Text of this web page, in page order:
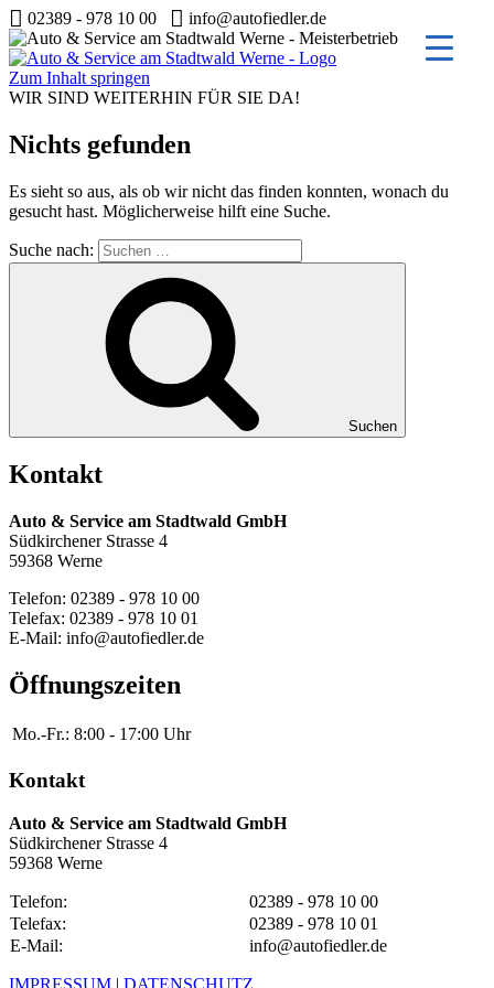
02389 - 978 10 00 info@autofiedler.de
Zum Inhalt springen
WIR SIND WEITERHIN FÜR SIE DA!
Nichts gefunden
Es sieht so aus, als ob wir nicht das finden konnten, wonach du
gesucht hast. Möglicherweise hilft eine Suche.
Suche nach:
Suchen
Kontakt
Auto & Service am Stadtwald GmbH
Südkirchener Strasse 4
59368 Werne
Telefon: 02389 - 978 10 00
Telefax: 02389 - 978 10 01
E-Mail: info@autofiedler.de
Öffnungszeiten
Mo.-Fr.: 8:00 - 17:00 Uhr
Kontakt
Auto & Service am Stadtwald GmbH
Südkirchener Strasse 4
59368 Werne
Telefon:
02389 - 978 10 00
Telefax:
02389 - 978 10 01
E-Mail:
info@autofiedler.de
IMPRESSUM | DATENSCHUTZ